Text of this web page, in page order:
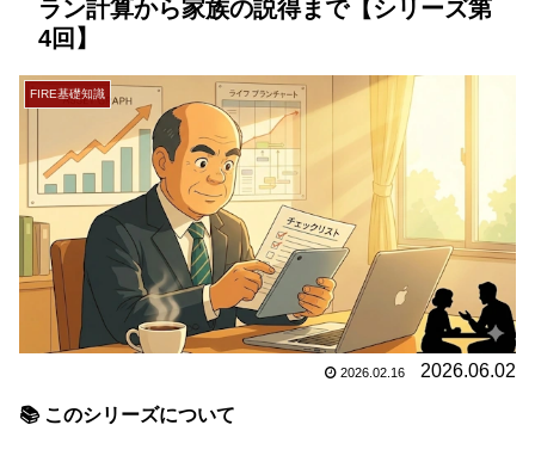
ラン計算から家族の説得まで【シリーズ第
4回】
FIRE基礎知識
2026.02.16 2026.06.02
📚 このシリーズについて